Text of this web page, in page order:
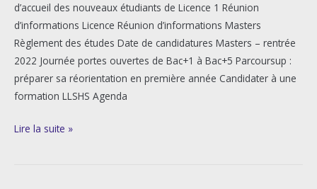
d’accueil des nouveaux étudiants de Licence 1 Réunion
d’informations Licence Réunion d’informations Masters
Règlement des études Date de candidatures Masters – rentrée
2022 Journée portes ouvertes de Bac+1 à Bac+5 Parcoursup :
préparer sa réorientation en première année Candidater à une
formation LLSHS Agenda
Lire la suite »